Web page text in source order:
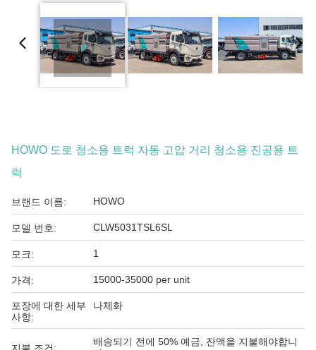
HOWO 도로 청소용 트럭 자동 고압 거리 청소용 진공용 트
럭
브랜드 이름: HOWO
모델 번호: CLW5031TSL6SL
모크: 1
가격: 15000-35000 per unit
포장에 대한 세부
사항:
나체화
배송되기 전에 50% 예금, 잔액을 지불해야합니